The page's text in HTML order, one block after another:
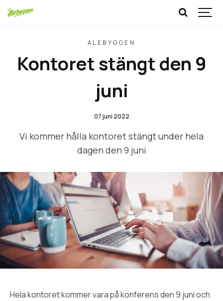
ALEBYGGEN
Kontoret stängt den 9
juni
07 juni 2022
Vi kommer hålla kontoret stängt under hela
dagen den 9 juni
Hela kontoret kommer vara på konferens den 9 juni och